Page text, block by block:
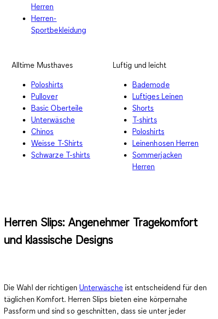
Herren
Herren-
Sportbekleidung
Alltime Musthaves
Poloshirts
Pullover
Basic Oberteile
Unterwäsche
Chinos
Weisse T-Shirts
Schwarze T-shirts
Luftig und leicht
Bademode
Luftiges Leinen
Shorts
T-shirts
Poloshirts
Leinenhosen Herren
Sommerjacken
Herren
Herren Slips: Angenehmer Tragekomfort
und klassische Designs
Die Wahl der richtigen Unterwäsche ist entscheidend für den
täglichen Komfort. Herren Slips bieten eine körpernahe
Passform und sind so geschnitten, dass sie unter jeder